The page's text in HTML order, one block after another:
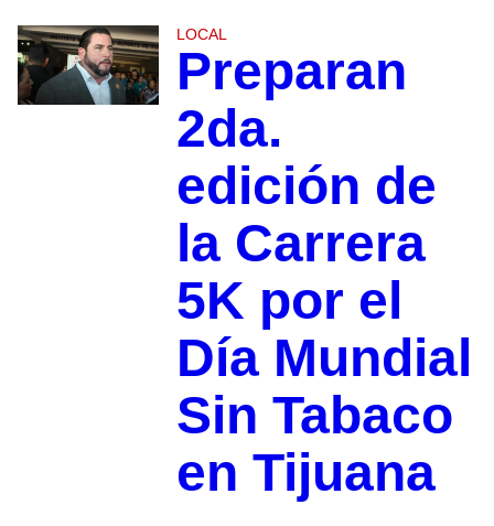
LOCAL
Preparan
2da.
edición de
la Carrera
5K por el
Día Mundial
Sin Tabaco
en Tijuana